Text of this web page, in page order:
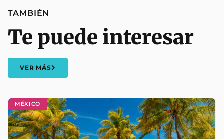
MÉXICO
TAMBIÉN
Te puede interesar
VER MÁS